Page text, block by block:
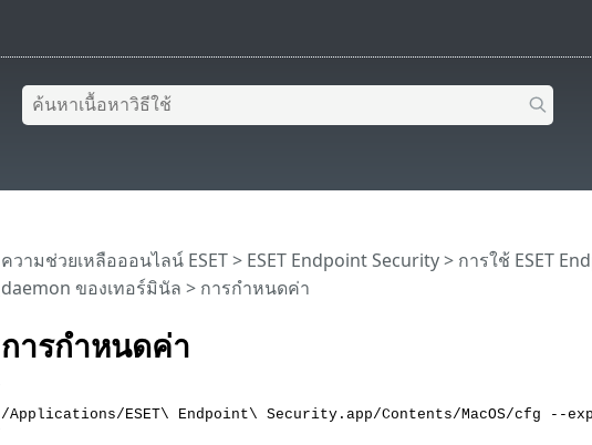
การกำหนดค่า
ความช่วยเหลือออนไลน์ ESET> ESET Endpoint Security> การใช้ ESET
daemon ของเทอร์มินัล > การกำหนดค่า
/Applications/ESET\ Endpoint\ Security.app/Contents/MacOS/cfg --